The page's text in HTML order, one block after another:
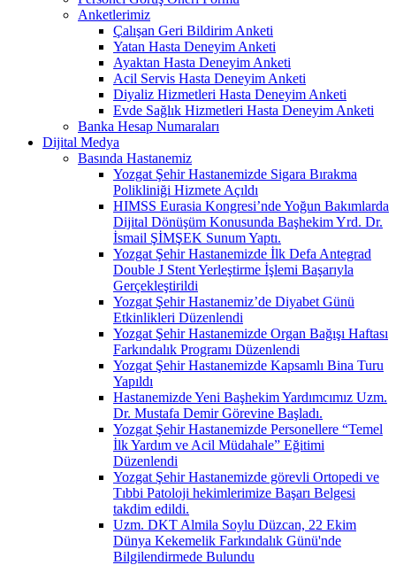
Anketlerimiz
Çalışan Geri Bildirim Anketi
Yatan Hasta Deneyim Anketi
Ayaktan Hasta Deneyim Anketi
Acil Servis Hasta Deneyim Anketi
Diyaliz Hizmetleri Hasta Deneyim Anketi
Evde Sağlık Hizmetleri Hasta Deneyim Anketi
Banka Hesap Numaraları
Dijital Medya
Basında Hastanemiz
Yozgat Şehir Hastanemizde Sigara Bırakma
Polikliniği Hizmete Açıldı
HIMSS Eurasia Kongresi’nde Yoğun Bakımlarda
Dijital Dönüşüm Konusunda Başhekim Yrd. Dr.
İsmail ŞİMŞEK Sunum Yaptı.
Yozgat Şehir Hastanemizde İlk Defa Antegrad
Double J Stent Yerleştirme İşlemi Başarıyla
Gerçekleştirildi
Yozgat Şehir Hastanemiz’de Diyabet Günü
Etkinlikleri Düzenlendi
Yozgat Şehir Hastanemizde Organ Bağışı Haftası
Farkındalık Programı Düzenlendi
Yozgat Şehir Hastanemizde Kapsamlı Bina Turu
Yapıldı
Hastanemizde Yeni Başhekim Yardımcımız Uzm.
Dr. Mustafa Demir Görevine Başladı.
Yozgat Şehir Hastanemizde Personellere “Temel
İlk Yardım ve Acil Müdahale” Eğitimi
Düzenlendi
Yozgat Şehir Hastanemizde görevli Ortopedi ve
Tıbbi Patoloji hekimlerimize Başarı Belgesi
takdim edildi.
Uzm. DKT Almila Soylu Düzcan, 22 Ekim
Dünya Kekemelik Farkındalık Günü'nde
Bilgilendirmede Bulundu